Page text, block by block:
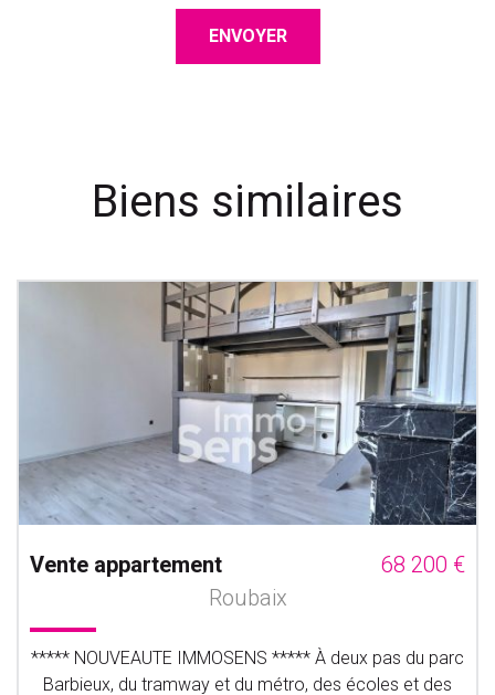
ENVOYER
Biens similaires
Vente appartement
68 200 €
Roubaix
***** NOUVEAUTE IMMOSENS ***** À deux pas du parc
Barbieux, du tramway et du métro, des écoles et des